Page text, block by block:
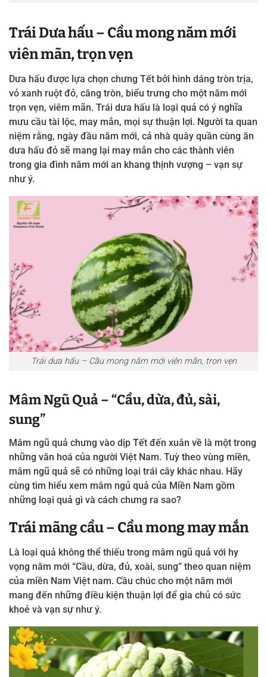
Trái Dưa hấu – Cầu mong năm mới
viên mãn, trọn vẹn
Dưa hấu được lựa chọn chưng Tết bởi hình dáng tròn trịa,
vỏ xanh ruột đỏ, căng tròn, biểu trưng cho một năm mới
trọn vẹn, viêm mãn. Trái dưa hấu là loại quả có ý nghĩa
mưu cầu tài lộc, may mắn, mọi sự thuận lợi. Người ta quan
niệm rằng, ngày đầu năm mới, cả nhà quây quần cùng ăn
dưa hấu đỏ sẽ mang lại may mắn cho các thành viên
trong gia đình năm mới an khang thịnh vượng – vạn sự
như ý.
Trái dưa hấu – Cầu mong năm mới viên mãn, trọn vẹn
Mâm Ngũ Quả – “Cầu, dừa, đủ, sài,
sung”
Mâm ngũ quả chưng vào dịp Tết đến xuân về là một trong
những văn hoá của người Việt Nam. Tuỳ theo vùng miền,
mâm ngũ quả sẽ có những loại trái cây khác nhau. Hãy
cùng tìm hiểu xem mâm ngủ quả của Miền Nam gồm
những loại quả gì và cách chưng ra sao?
Trái mãng cầu – Cầu mong may mắn
Là loại quả không thể thiếu trong mâm ngũ quả với hy
vọng năm mới “Cầu, dừa, đủ, xoài, sung” theo quan niệm
của miền Nam Việt nam. Cầu chúc cho một năm mới
mang đến những điều kiện thuận lợi để gia chủ có sức
khoẻ và vạn sự như ý.